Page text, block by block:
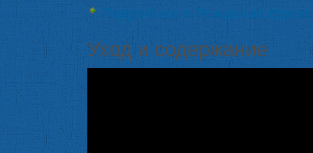
Подробнее о Рождение
Уход и содержание